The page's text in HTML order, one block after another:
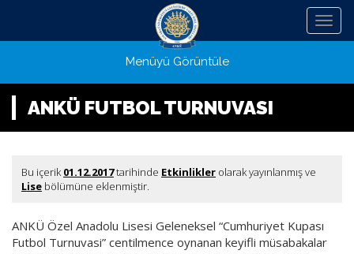
Menü
Menüyü Görüntüle
ANKÜ FUTBOL TURNUVASI
Bu içerik01.12.2017tarihinde Etkinlikler olarak yayınlanmış ve
Lise bölümüne eklenmiştir.
ANKÜ Özel Anadolu Lisesi Geleneksel “Cumhuriyet Kupası
Futbol Turnuvasi” centilmence oynanan keyifli müsabakalar